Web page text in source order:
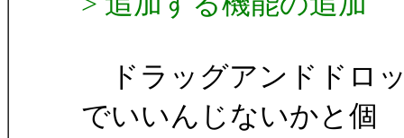
ドラッグアンドドロ
でいいんじないかと個